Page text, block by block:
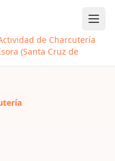
de Charcutería
(Santa Cruz de